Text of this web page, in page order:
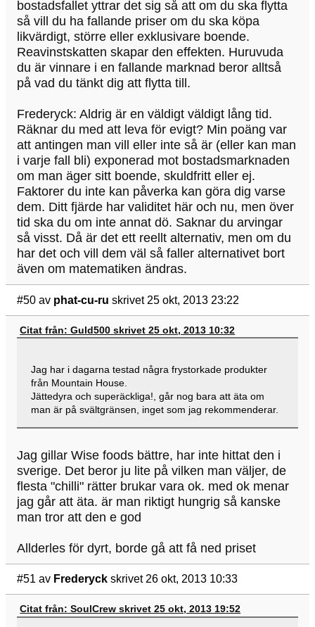
bostadsfallet yttrar det sig så att om du ska flytta
så vill du ha fallande priser om du ska köpa
likvärdigt, större eller exklusivare boende.
Reavinstskatten skapar den effekten. Huruvuda
du är vinnare i en fallande marknad beror alltså
på vad du tänkt dig att flytta till.
Frederyck: Aldrig är en väldigt väldigt lång tid.
Räknar du med att leva för evigt? Min poäng var
att antingen man vill eller inte så är (eller kan man
i varje fall bli) exponerad mot bostadsmarknaden
om man äger sitt boende, skuldfritt eller ej.
Faktorer du inte kan påverka kan göra dig varse
dem. Ditt fjärde har validitet här och nu, men över
tid ska du om inte annat dö. Saknar du arvingar
så visst. Då är det ett reellt alternativ, men om du
har det och vill dem väl så faller alternativet bort
även om matematiken ändras.
#50 av phat-cu-ru skrivet 25 okt, 2013 23:22
Citat från: Guld500 skrivet 25 okt, 2013 10:32
Jag har i dagarna testad några frystorkade produkter
från Mountain House.
Jättedyra och superäckliga!, går nog bara att äta om
man är på svältgränsen, inget som jag rekommenderar.
Jag gillar Wise foods bättre, har inte hittat den i
sverige. Det beror ju lite på vilken man väljer, de
flesta "chilli" rätter brukar vara ok. med ok menar
jag går att äta. är man riktigt hungrig så kanske
man tror att den e god
Allderles för dyrt, borde gå att få ned priset
#51 av Frederyck skrivet 26 okt, 2013 10:33
Citat från: SoulCrew skrivet 25 okt, 2013 19:52